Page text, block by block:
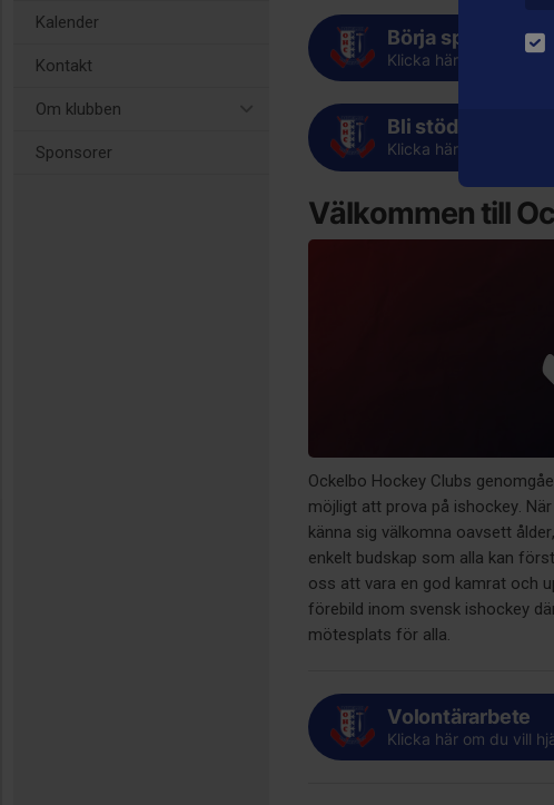
Kalender
Kontakt
Om klubben
Sponsorer
Börja spela i
Klicka här för anmälan
Bli stödmedlem
Klicka här för anmälan
Välkommen till
Ockelbo Hockey Clubs
möjligt att prova på ishockey.
känna sig välkomna oavsett
enkelt budskap som alla kan
oss att vara en god kamrat och
förebild inom svensk ishockey
mötesplats för alla.
Volontärarbete
Klicka här om du vill